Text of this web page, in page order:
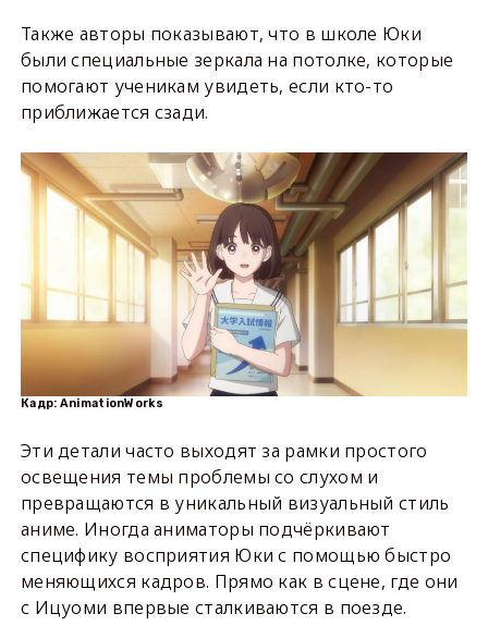
Также авторы показывают, что в школе Юки
были специальные зеркала на потолке, которые
помогают ученикам увидеть, если кто-то
приближается сзади.
Кадр: AnimationWorks
Эти детали часто выходят за рамки простого
освещения темы проблемы со слухом и
превращаются в уникальный визуальный стиль
аниме. Иногда аниматоры подчёркивают
специфику восприятия Юки с помощью быстро
меняющихся кадров. Прямо как в сцене, где они
с Ицуоми впервые сталкиваются в поезде.